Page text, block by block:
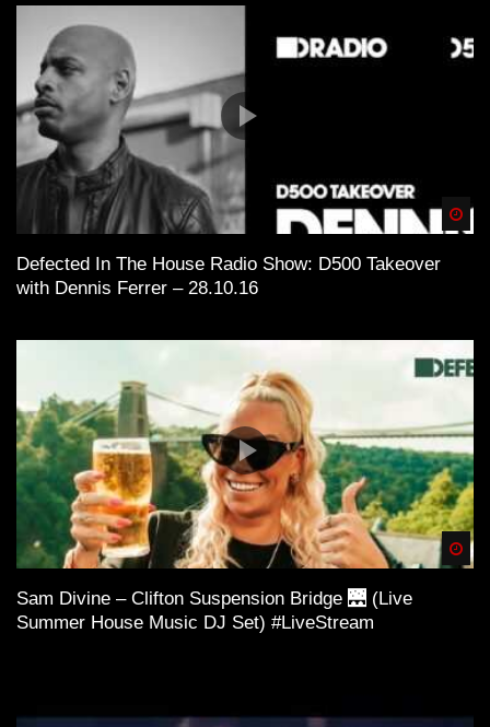
Defected In The House Radio Show: D500 Takeover
with Dennis Ferrer – 28.10.16
Sam Divine – Clifton Suspension Bridge 🌉 (Live
Summer House Music DJ Set) #LiveStream